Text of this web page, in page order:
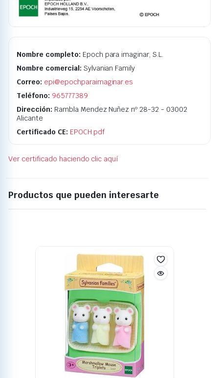
Nombre completo: Epoch para imaginar, S.L.
Nombre comercial: Sylvanian Family
Correo: epi@epochparaimaginar.es
Teléfono: 965777389
Dirección: Rambla Mendez Nuñez nº 28-32 - 03002
Alicante
Certificado CE: EPOCH.pdf
Ver certificado haciendo clic aquí
Productos que pueden interesarte